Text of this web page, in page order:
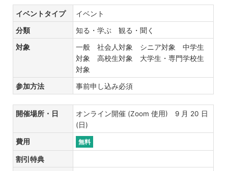
イベントタイプ イベント
分類 知る・学ぶ 観る・聞く
対象
一般 社会人対象 シニア対象 中学生
対象 高校生対象 大学生・専門学校生
対象
参加方法 事前申し込み必須
開催場所・日
オンライン開催 (Zoom 使用) 9 月 20 日
(日)
費用 無料
割引特典